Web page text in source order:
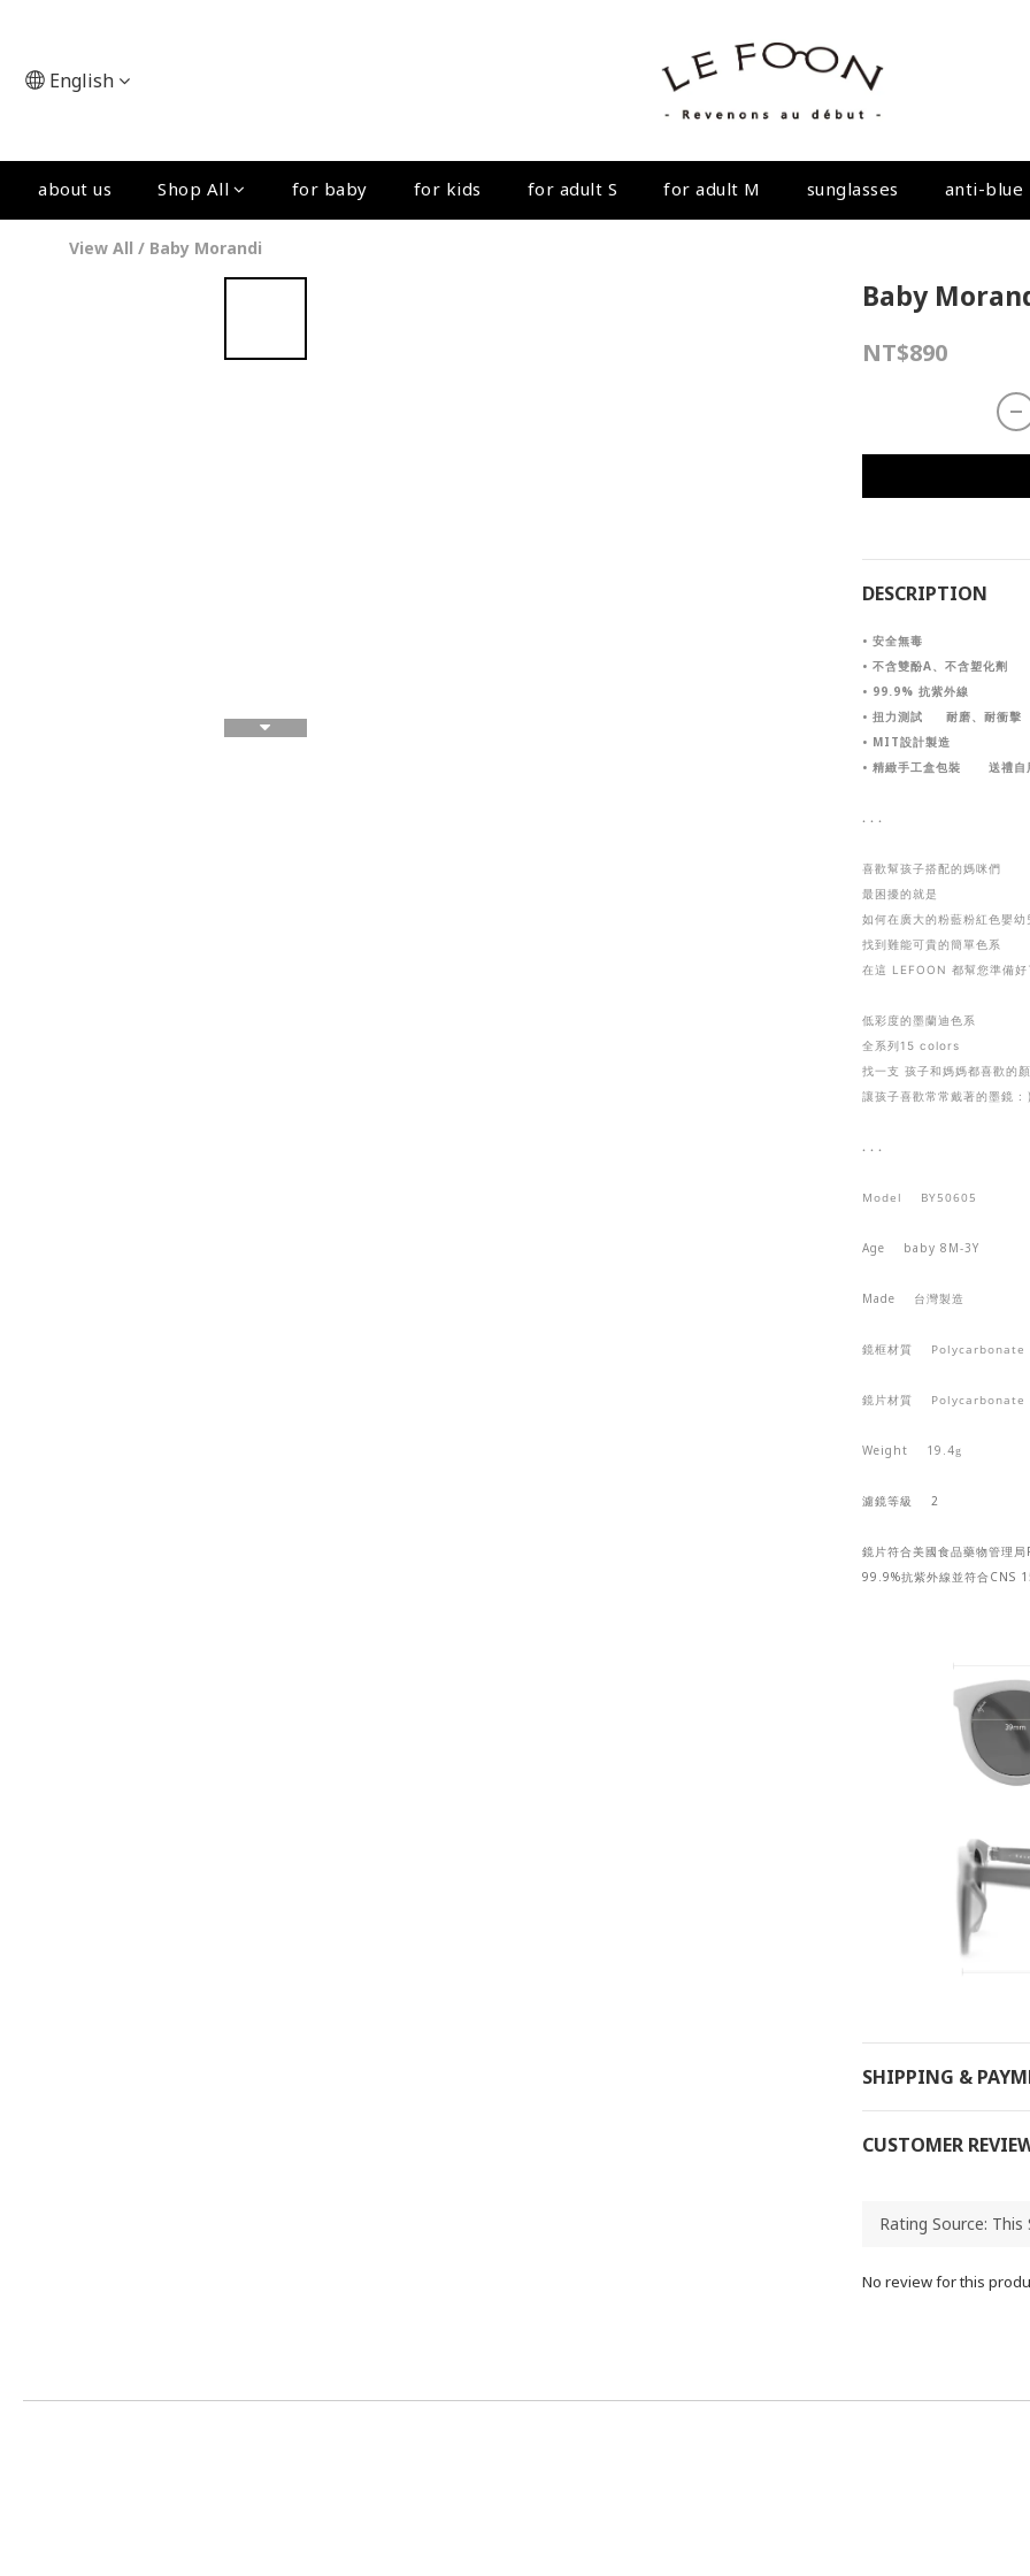
English
about us Shop All for baby for kids for adult S for adult M sunglasses anti-blue
View All / Baby Morandi
Baby
NT$890
DESCRIPTION
• 安全無毒
• 不含雙酚A、不含塑化劑
• 99.9% 抗紫外線
• 扭力測試 耐磨、耐衝擊
• MIT設計製造
• 精緻手工盒包裝 送禮自
. . .
喜歡幫孩子搭配的媽咪們
最困擾的就是
如何在廣大的粉藍粉紅色嬰幼
找到難能可貴的簡單色系
在這 LEFOON 都幫您準備好
低彩度的墨蘭迪色系
全系列15 colors
找一支 孩子和媽媽都喜歡的
讓孩子喜歡常常戴著的墨鏡 :
. . .
Model BY50605
Age baby 8M-3Y
Made 台灣製造
鏡框材質 Polycarbonate
鏡片材質 Polycarbonate
Weight 19.4g
濾鏡等級 2
鏡片符合美國食品藥物管理
99.9%抗紫外線 並符合
SHIPPING &
CUSTOMER
No review for this